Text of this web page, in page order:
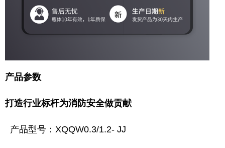
产品参数
打造行业标杆为消防安全做贡献
产品型号：XQQW0.3/1.2- JJ